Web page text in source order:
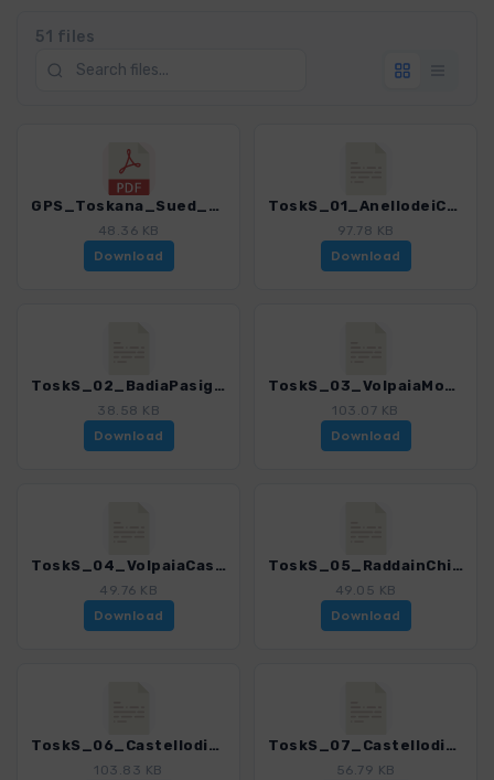
51 files
GPS_Toskana_Sued_Hinweise_4169_7.pdf
48.36 KB
Download
ToskS_01_AnellodeiCastelli_4169_7.gpx
97.78 KB
Download
ToskS_02_BadiaPasignano_4169_7.gpx
38.58 KB
Download
ToskS_03_VolpaiaMonteSanMichele_4169_7.gpx
103.07 KB
Download
ToskS_04_VolpaiaCastelvecchi_4169_7.gpx
49.76 KB
Download
ToskS_05_RaddainChianti_4169_7.gpx
49.05 KB
Download
ToskS_06_CastellodiMeleto_4169_7.gpx
103.83 KB
ToskS_07_CastellodiBrolio_4169_7.gpx
56.79 KB